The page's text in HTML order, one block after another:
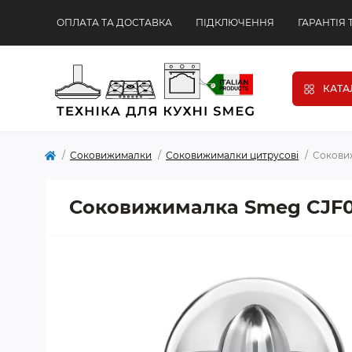
ОПЛАТА ТА ДОСТАВКА ПІДКЛЮЧЕННЯ ГАРАНТІЯ
Соковижималки Соковижималки цитрусові
Соковижималка Smeg